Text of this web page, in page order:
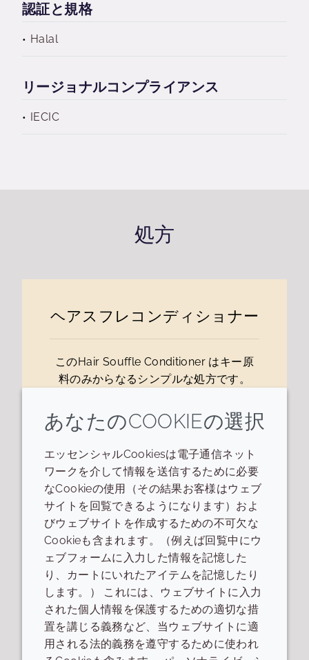
認証と規格
Halal
リージョナルコンプライアンス
IECIC
処方
ヘアスフレコンディショナー
このHair Souffle Conditioner はキー原
料のみからなるシンプルな処方です。
ン界面活性剤で、毛髪に柔らさ、なめら
かさを付与します。オイルのゲル化剤の
OleoCraft LP-20は毛髪表面に薄い皮膜
を形成し、つるつるとした感触を付与し
ます。OleoCraft LP-20とCrodamol®
OSU、Crodamol...
処方を見る
1の1 を表示しています
あなたのCOOKIEの選択
エッセンシャルCookiesは電子通信ネット
ワークを介して情報を送信するために必要
なCookieの使用（その結果お客様はウェブ
サイトを回覧できるようになります）およ
びウェブサイトを作成するための不可欠な
Cookieも含まれます。（例えば回覧中にウ
ェブフォームに入力した情報を記憶した
り、カートにいれたアイテムを記憶したり
します。） これには、ウェブサイトに入力
された個人情報を保護するための適切な措
置を講じる義務など、当ウェブサイトに適
用される法的義務を遵守するために使われ